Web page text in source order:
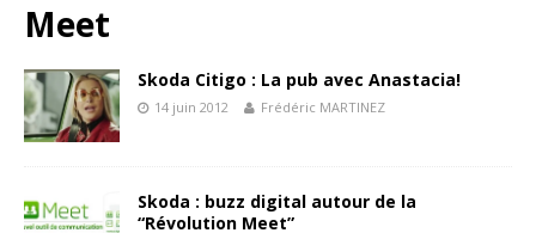
Meet
Skoda Citigo : La pub avec Anastacia!
14 juin 2012 Frédéric MARTINEZ
Skoda : buzz digital autour de la
“Révolution Meet”